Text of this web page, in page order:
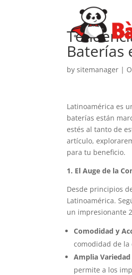
Baterías
bysitemanager |
Latinoamérica es
baterías están
estés al tanto de
artículo,
para tu beneficio.
1. El Auge de la
Desde principios
Latinoamérica.
un impresionante
Comodidad y
comodidad de
Amplia
permite a los